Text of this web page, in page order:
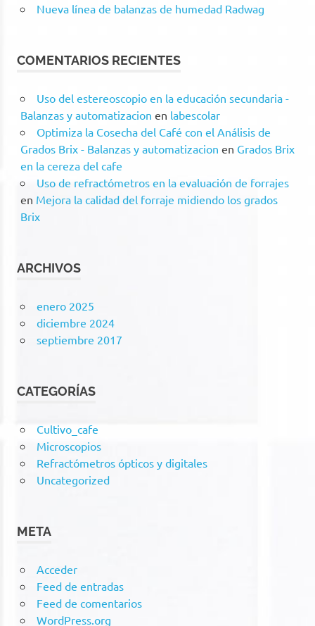
Nueva línea de balanzas de humedad Radwag
COMENTARIOS RECIENTES
Uso del estereoscopio en la educación secundaria -
Balanzas y automatizacion en labescolar
Optimiza la Cosecha del Café con el Análisis de
Grados Brix - Balanzas y automatizacion en Grados Brix
en la cereza del cafe
Uso de refractómetros en la evaluación de forrajes
en Mejora la calidad del forraje midiendo los grados
Brix
ARCHIVOS
enero 2025
diciembre 2024
septiembre 2017
CATEGORÍAS
Cultivo_cafe
Microscopios
Refractómetros ópticos y digitales
Uncategorized
META
Acceder
Feed de entradas
Feed de comentarios
WordPress.org